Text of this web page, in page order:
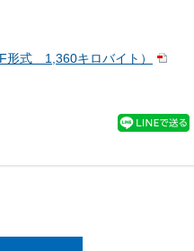
形式 1,360キロバイト）